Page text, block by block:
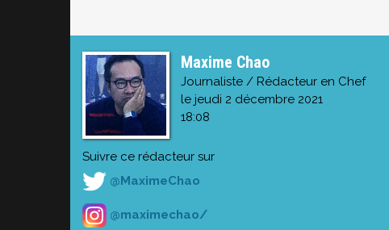
Maxime Chao
Journaliste / Rédacteur en Chef
le jeudi 2 décembre 2021
18:08
Suivre ce rédacteur sur
@MaximeChao
@maximechao/